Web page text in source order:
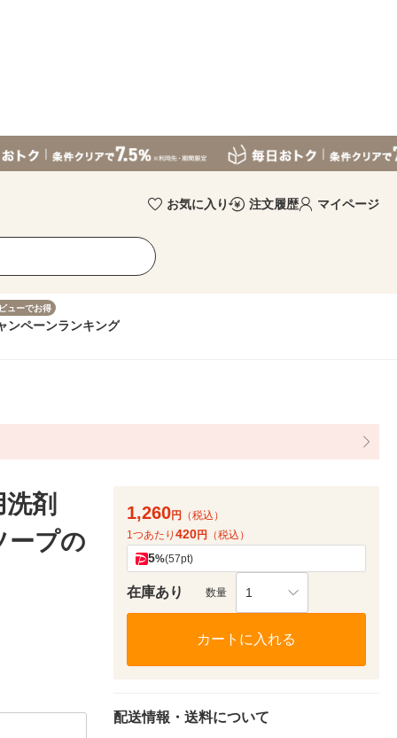
お気に入り 注文履歴 マイページ
ューでお得
ンペーンランキング
剤
ープの
1,260円
（税込）
1つあたり 420円 （税込）
5%(57pt)
在庫あり 数量 1
カートに入れる
配送情報・送料について